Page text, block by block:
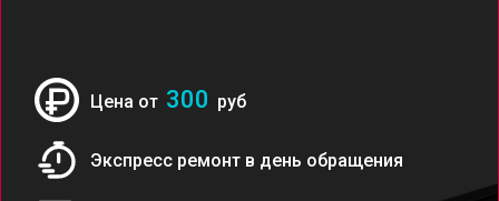
Цена от 300 руб
Экспресс ремонт в день обращения